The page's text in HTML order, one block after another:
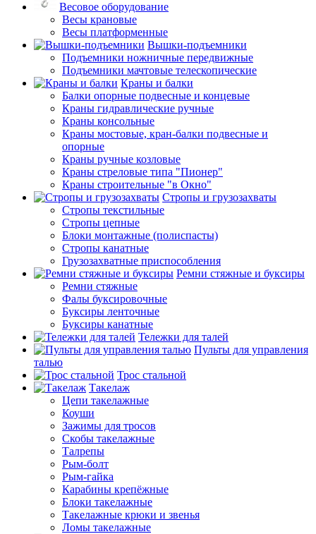
Весовое оборудование
Весы крановые
Весы платформенные
Вышки-подъемники
Подъемники ножничные передвижные
Подъемники мачтовые телескопические
Краны и балки
Балки опорные подвесные и концевые
Краны гидравлические ручные
Краны консольные
Краны мостовые, кран-балки подвесные и
опорные
Краны ручные козловые
Краны стреловые типа "Пионер"
Краны строительные "в Окно"
Стропы и грузозахваты
Стропы текстильные
Стропы цепные
Блоки монтажные (полиспасты)
Стропы канатные
Грузозахватные приспособления
Ремни стяжные и буксиры
Ремни стяжные
Фалы буксировочные
Буксиры ленточные
Буксиры канатные
Тележки для талей
Пульты для управления
талью
Трос стальной
Такелаж
Цепи такелажные
Коуши
Зажимы для тросов
Скобы такелажные
Талрепы
Рым-болт
Рым-гайка
Карабины крепёжные
Блоки такелажные
Такелажные крюки и звенья
Ломы такелажные